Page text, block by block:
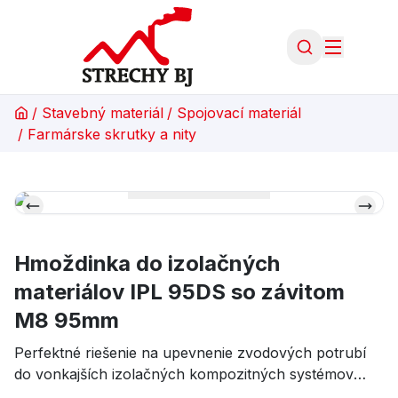
/ Stavebný materiál / Spojovací materiál
/ Farmárske skrutky a nity
Hmoždinka do izolačných
materiálov IPL 95DS so závitom
M8 95mm
Perfektné riešenie na upevnenie zvodových potrubí
do vonkajších izolačných kompozitných systémov